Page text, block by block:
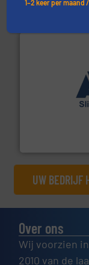
UW BEDRIJF
Over ons
Wij voorzien
2010 van de
1–2 keer per maand